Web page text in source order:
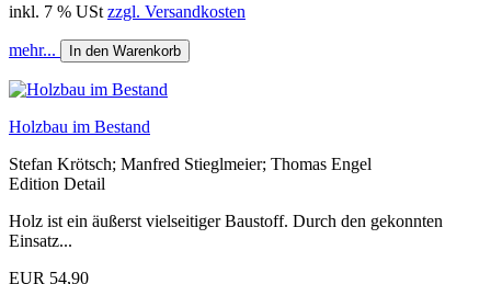
inkl. 7 % USt zzgl. Versandkosten
mehr... In den Warenkorb
Holzbau im Bestand
Stefan Krötsch; Manfred Stieglmeier; Thomas Engel
Edition Detail
Holz ist ein äußerst vielseitiger Baustoff. Durch den gekonnten
Einsatz...
EUR 54,90